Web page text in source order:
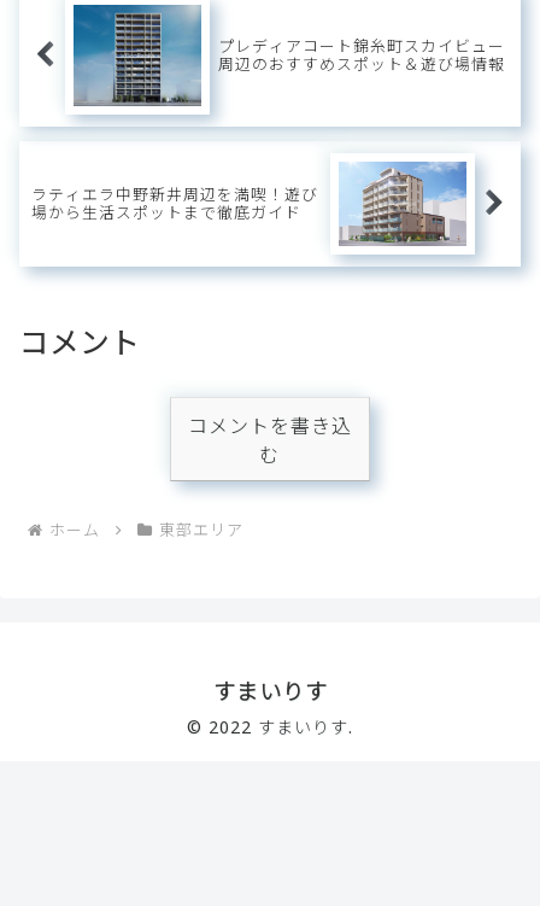
プレディアコート錦糸町スカイビュー
周辺のおすすめスポット＆遊び場情報
ラティエラ中野新井周辺を満喫！遊び
場から生活スポットまで徹底ガイド
コメント
コメントを書き込
む
ホーム 東部エリア
すまいりす
© 2022 すまいりす.